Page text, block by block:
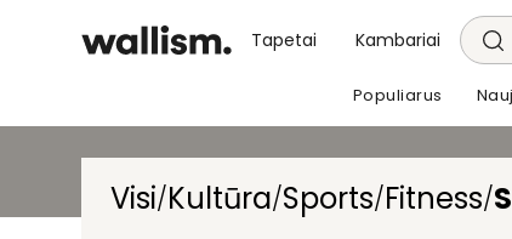
Tapetai Kambariai
Populiarus
Visi/Kultūra/Sports/Fitness/